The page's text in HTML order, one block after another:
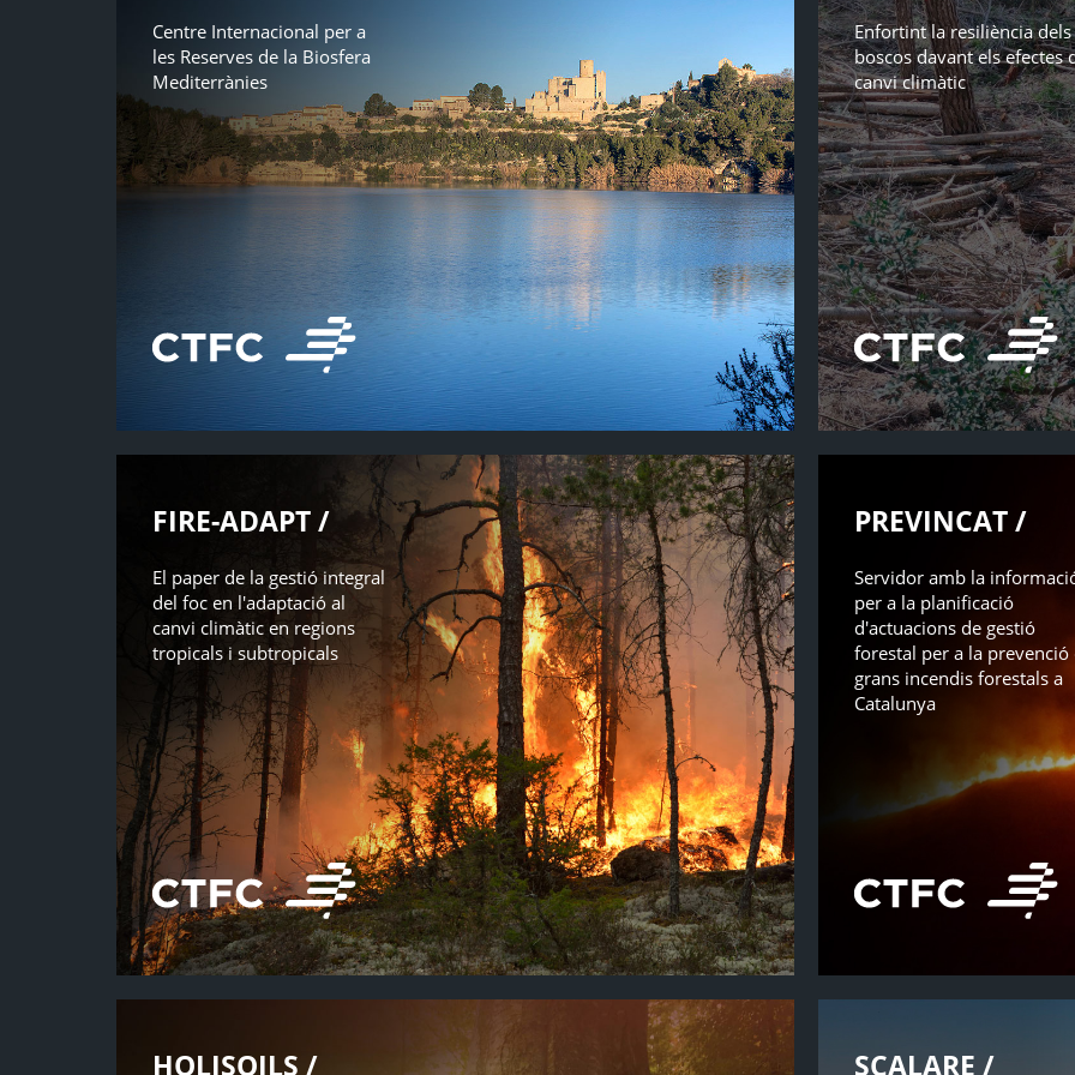
Centre Internacional per a
les Reserves de la Biosfera
Mediterrànies
Enfortint la resiliència dels
boscos davant els efectes
canvi climàtic
FIRE-ADAPT /
El paper de la gestió integral
del foc en l'adaptació al
canvi climàtic en regions
tropicals i subtropicals
PREVINCAT /
Servidor amb la
per a la planificació
d'actuacions de gestió
forestal per a la prevenció
grans incendis forestals a
Catalunya
HOLISOILS / SCALARE /